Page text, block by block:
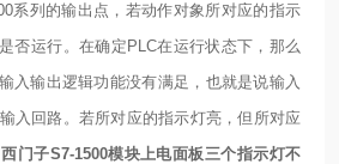
系列的输出点，若动作对象所对应的指示
否运行。在确定PLC在运行状态下，那么
入输出逻辑功能没有满足，也就是说输入
入回路。若所对应的指示灯亮，但所对应
西门子S7-1500模块上电面板三个指示灯不